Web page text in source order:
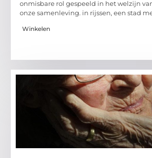
onmisbare rol gespeeld in het welzijn
onze samenleving. in rijssen, een stad
Winkelen